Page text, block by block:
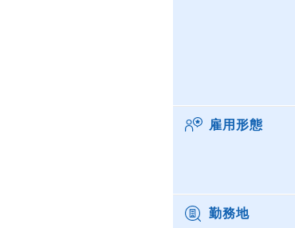
雇用形態
勤務地